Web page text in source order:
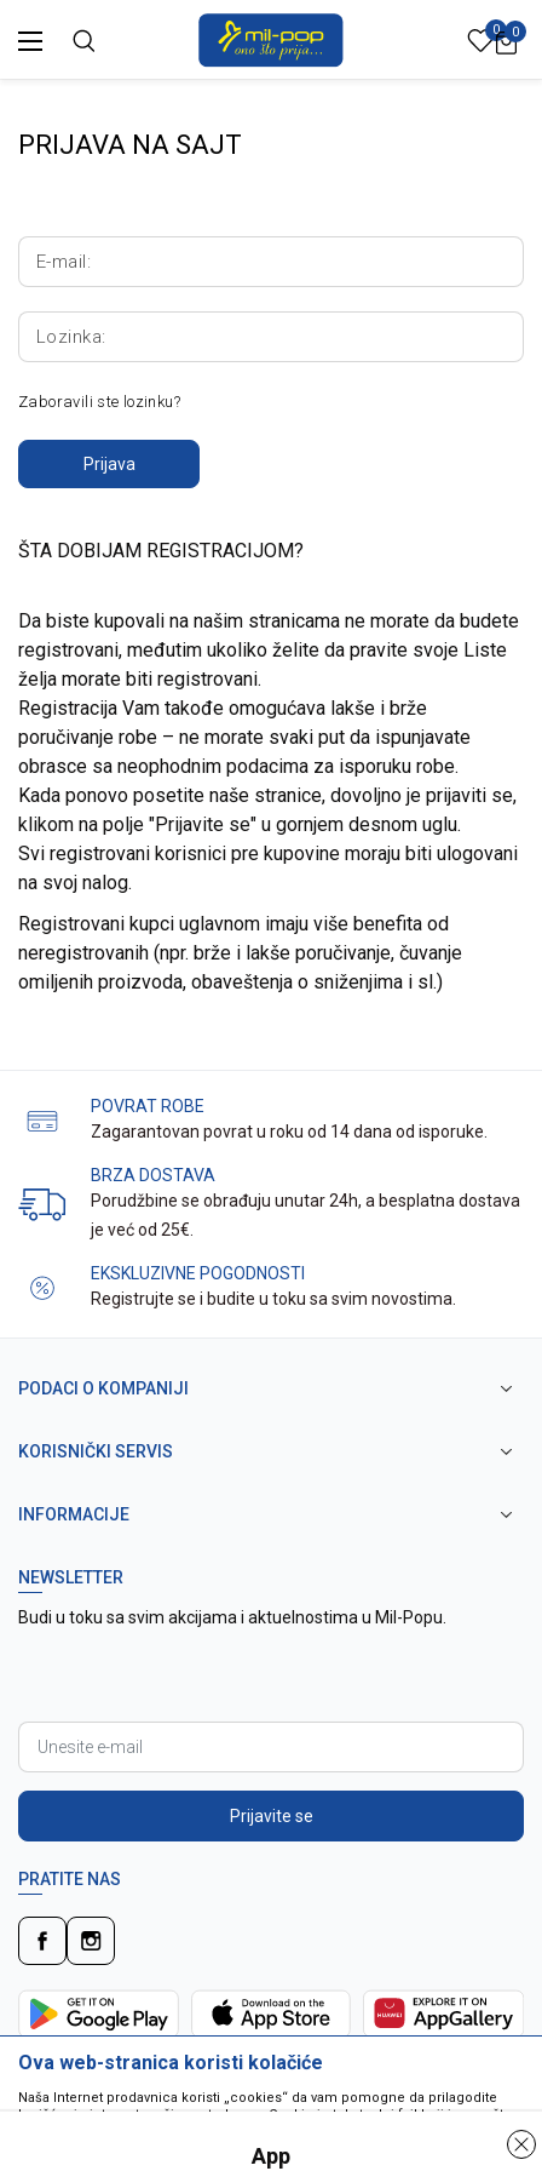
0 0
PRIJAVA NA SAJT
E-mail:
Lozinka:
Zaboravili ste lozinku?
Prijava
ŠTA DOBIJAM REGISTRACIJOM?
Da biste kupovali na našim stranicama ne morate da budete
registrovani, međutim ukoliko želite da pravite svoje Liste
želja morate biti registrovani.
Registracija Vam takođe omogućava lakše i brže
poručivanje robe – ne morate svaki put da ispunjavate
obrasce sa neophodnim podacima za isporuku robe.
Kada ponovo posetite naše stranice, dovoljno je prijaviti se,
klikom na polje "Prijavite se" u gornjem desnom uglu.
Svi registrovani korisnici pre kupovine moraju biti ulogovani
na svoj nalog.
Registrovani kupci uglavnom imaju više benefita od
neregistrovanih (npr. brže i lakše poručivanje, čuvanje
omiljenih proizvoda, obaveštenja o sniženjima i sl.)
POVRAT ROBE
Zagarantovan povrat u roku od 14 dana od isporuke.
BRZA DOSTAVA
Porudžbine se obrađuju unutar 24h, a besplatna dostava
je već od 25€.
EKSKLUZIVNE POGODNOSTI
Registrujte se i budite u toku sa svim novostima.
PODACI O KOMPANIJI
KORISNIČKI SERVIS
INFORMACIJE
NEWSLETTER
Budi u toku sa svim akcijama i aktuelnostima u Mil-Popu.
Prijavite se
PRATITE NAS
Ova web-stranica koristi kolačiće
Naša Internet prodavnica koristi „cookies“ da vam pomogne da prilagodite
korišćenje interneta vašim potrebama. Cookie je tekstualni fajl koji je smešten
da pokrenu program ili da isporuče virus vašem računaru. Cookie-i su
jedinstveno dodeljeni vama, i jedino mogu biti pročitani od strane web servera
App